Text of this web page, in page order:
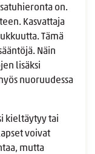
on.
Kasvattaja
Tämä
Näin
lisäksi
nuoruudessa
kieltäytyy tai
voivat
mutta